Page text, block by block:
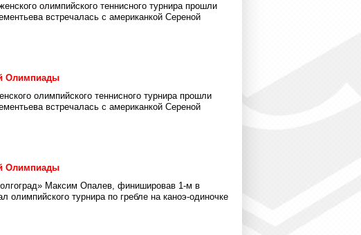
олимпийского теннисного турнира прошли
встречалась с американкой Сереной
Олимпиады
олимпийского теннисного турнира прошли
встречалась с американкой Сереной
Олимпиады
Максим Опалев, финишировав 1-м в
турнира по гребле на каноэ-одиночке